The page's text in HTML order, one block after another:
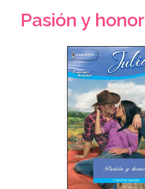
Pasión y honor